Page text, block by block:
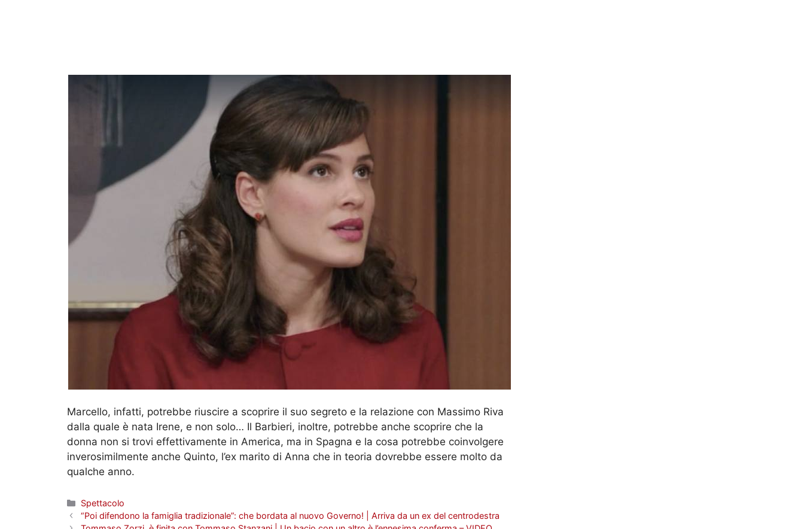
Marcello, infatti, potrebbe riuscire a scoprire il suo segreto e la relazione con Massimo Riva
dalla quale è nata Irene, e non solo… Il Barbieri, inoltre, potrebbe anche scoprire che la
donna non si trovi effettivamente in America, ma in Spagna e la cosa potrebbe coinvolgere
inverosimilmente anche Quinto, l’ex marito di Anna che in teoria dovrebbe essere molto da
qualche anno.
Categorie
Spettacolo
“Poi difendono la famiglia tradizionale”: che bordata al nuovo Governo! | Arriva da un ex del centrodestra